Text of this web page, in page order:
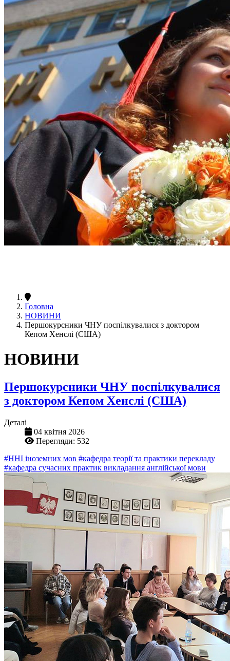
Головна
НОВИНИ
Першокурсники ЧНУ поспілкувалися з доктором
Кепом Хенслі (США)
НОВИНИ
Першокурсники ЧНУ поспілкувалися
з доктором Кепом Хенслі (США)
Деталі
04 квітня 2026
Перегляди: 532
#ННІ іноземних мов #кафедра теорії та практики перекладу
#кафедра сучасних практик викладання англійської мови